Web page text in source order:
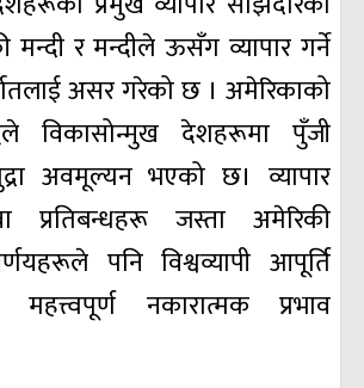
मन्दी र मन्दीले ऊसँग व्यापार गर्ने
असर गरेको छ । अमेरिकाको
विकासोन्मुख देशहरूमा पुँजी
अवमूल्यन भएको छ। व्यापार
प्रतिबन्धहरू जस्ता अमेरिकी
पनि विश्वव्यापी आपूर्ति
नकारात्मक प्रभाव